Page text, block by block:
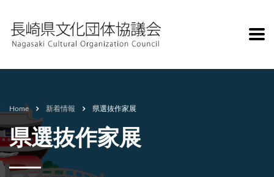
Home 新着情報 県選抜作家展
県選抜作家展